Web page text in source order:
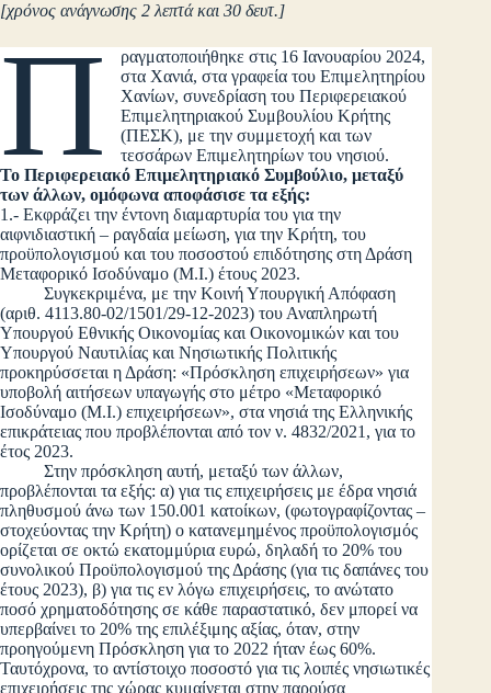
[χρόνος ανάγνωσης 2 λεπτά και 30 δευτ.]
Π
ραγματοποιήθηκε στις 16 Ιανουαρίου 2024,
στα Χανιά, στα γραφεία του Επιμελητηρίου
Χανίων, συνεδρίαση του Περιφερειακού
Επιμελητηριακού Συμβουλίου Κρήτης
(ΠΕΣΚ), με την συμμετοχή και των
τεσσάρων Επιμελητηρίων του νησιού.
Το Περιφερειακό Επιμελητηριακό Συμβούλιο, μεταξύ
των άλλων, ομόφωνα αποφάσισε τα εξής:
1.- Εκφράζει την έντονη διαμαρτυρία του για την
αιφνιδιαστική – ραγδαία μείωση, για την Κρήτη, του
προϋπολογισμού και του ποσοστού επιδότησης στη Δράση
Μεταφορικό Ισοδύναμο (Μ.Ι.) έτους 2023.
Συγκεκριμένα, με την Κοινή Υπουργική Απόφαση
(αριθ. 4113.80-02/1501/29-12-2023) του Αναπληρωτή
Υπουργού Εθνικής Οικονομίας και Οικονομικών και του
Υπουργού Ναυτιλίας και Νησιωτικής Πολιτικής
προκηρύσσεται η Δράση: «Πρόσκληση επιχειρήσεων» για
υποβολή αιτήσεων υπαγωγής στο μέτρο «Μεταφορικό
Ισοδύναμο (Μ.Ι.) επιχειρήσεων», στα νησιά της Ελληνικής
επικράτειας που προβλέπονται από τον ν. 4832/2021, για το
έτος 2023.
Στην πρόσκληση αυτή, μεταξύ των άλλων,
προβλέπονται τα εξής: α) για τις επιχειρήσεις με έδρα νησιά
πληθυσμού άνω των 150.001 κατοίκων, (φωτογραφίζοντας –
στοχεύοντας την Κρήτη) ο κατανεμημένος προϋπολογισμός
ορίζεται σε οκτώ εκατομμύρια ευρώ, δηλαδή το 20% του
συνολικού Προϋπολογισμού της Δράσης (για τις δαπάνες του
έτους 2023), β) για τις εν λόγω επιχειρήσεις, το ανώτατο
ποσό χρηματοδότησης σε κάθε παραστατικό, δεν μπορεί να
υπερβαίνει το 20% της επιλέξιμης αξίας, όταν, στην
προηγούμενη Πρόσκληση για το 2022 ήταν έως 60%.
Ταυτόχρονα, το αντίστοιχο ποσοστό για τις λοιπές νησιωτικές
επιχειρήσεις της χώρας κυμαίνεται στην παρούσα